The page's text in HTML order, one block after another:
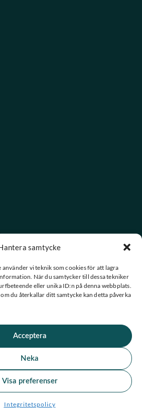
samtycke
använder vi teknik som cookies för att lagra
När du samtycker till dessa tekniker
eller unika ID:n på denna webbplats.
du återkallar ditt samtycke kan detta påverka
Acceptera
Neka
Visa preferenser
Integritetspolicy
rättigheter förbehållna.